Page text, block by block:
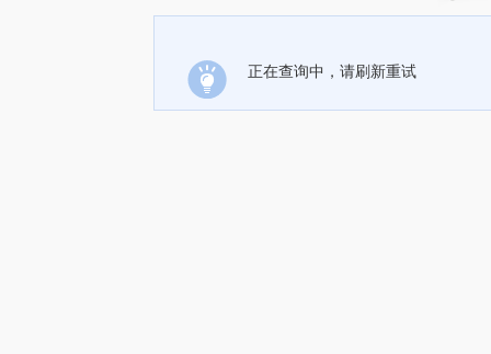
正在查询中，请刷新重试